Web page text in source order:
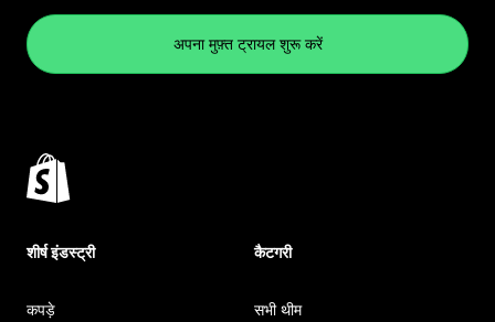
अपना मुफ़्त ट्रायल शुरू करें
शीर्ष इंडस्ट्री
कपड़े
कैटगरी
सभी थीम